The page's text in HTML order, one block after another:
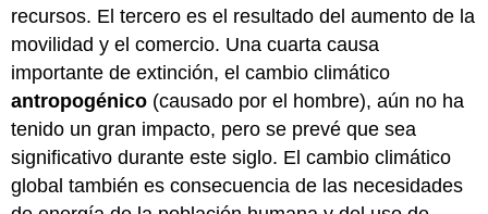
recursos. El tercero es el resultado del aumento de la
movilidad y el comercio. Una cuarta causa
importante de extinción, el cambio climático
antropogénico (causado por el hombre), aún no ha
tenido un gran impacto, pero se prevé que sea
significativo durante este siglo. El cambio climático
global también es consecuencia de las necesidades